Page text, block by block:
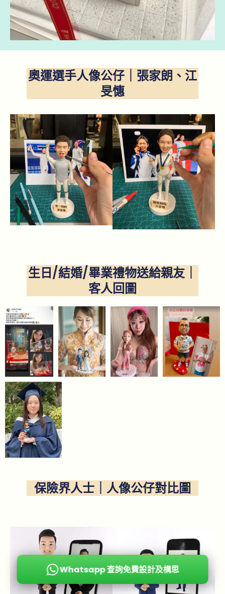
Whatsapp 查詢免費設計及構思
奧運選手人像公仔｜張家朗、江
旻憓
生日/結婚/畢業禮物送給親友｜
客人回圖
保險界人士｜人像公仔對比圖